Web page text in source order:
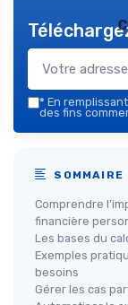
* En
des fins
SOMMAIRE
Comprendre
financière
Les bases du
Exemples
besoins
Gérer les cas